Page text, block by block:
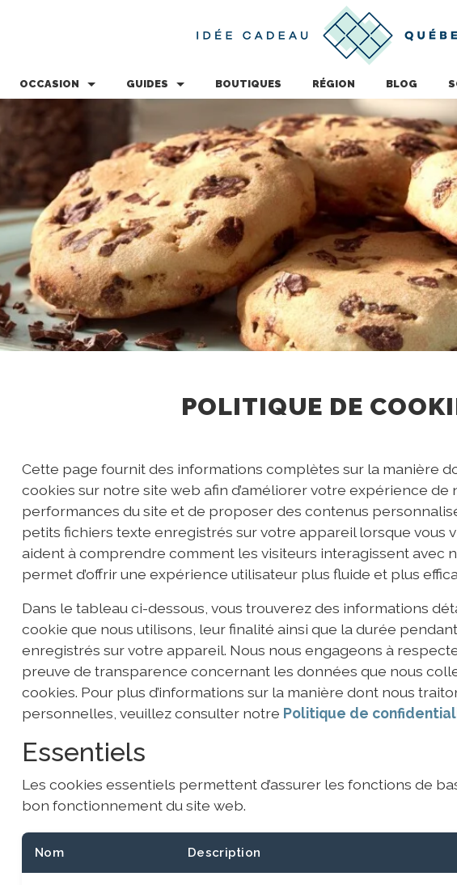
OCCASION GUIDES BOUTIQUES RÉGION BLOG
POLITIQUE DE
Cette page fournit des informations complètes sur la manière
cookies sur notre site web afin d’améliorer votre expérience de
performances du site et de proposer des contenus
petits fichiers texte enregistrés sur votre appareil lorsque vous
aident à comprendre comment les visiteurs interagissent avec
permet d’offrir une expérience utilisateur plus fluide et plus
Dans le tableau ci-dessous, vous trouverez des informations
cookie que nous utilisons, leur finalité ainsi que la durée
enregistrés sur votre appareil. Nous nous engageons à
preuve de transparence concernant les données que nous
cookies. Pour plus d’informations sur la manière dont nous
personnelles, veuillez consulter notre Politique de
Essentiels
Les cookies essentiels permettent d’assurer les fonctions de
bon fonctionnement du site web.
Nom Description